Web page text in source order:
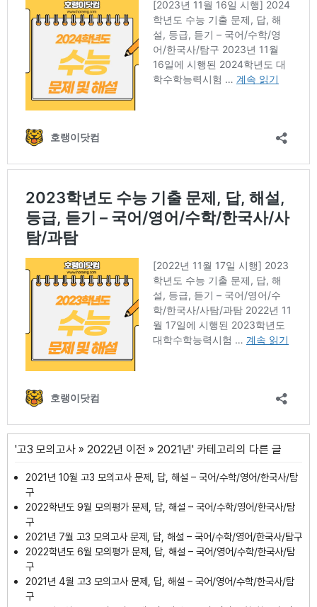
'고3 모의고사 » 2022년 이전 » 2021년' 카테고리의 다른 글
2021년 10월 고3 모의고사 문제, 답, 해설 – 국어/수학/영어/한국사/탐
구
2022학년도 9월 모의평가 문제, 답, 해설 – 국어/수학/영어/한국사/탐
구
2021년 7월 고3 모의고사 문제, 답, 해설 – 국어/수학/영어/한국사/탐구
2022학년도 6월 모의평가 문제, 답, 해설 – 국어/영어/수학/한국사/탐
구
2021년 4월 고3 모의고사 문제, 답, 해설 – 국어/영어/수학/한국사/탐
구